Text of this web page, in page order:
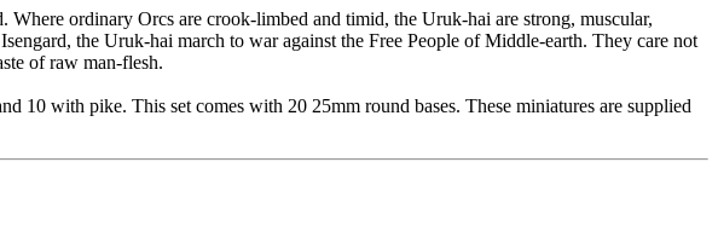
ordinary Orcs are crook-limbed and timid, the Uruk-hai are strong, muscular,
the Uruk-hai march to war against the Free People of Middle-earth. They care not
of raw man-flesh.
with pike. This set comes with 20 25mm round bases. These miniatures are supplied